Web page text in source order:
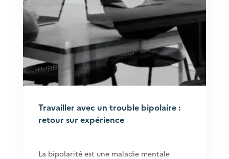
Travailler avec un trouble bipolaire :
retour sur expérience
La bipolarité est une maladie mentale